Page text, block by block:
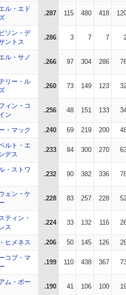
ル・エド
.287 115 480 418
ソン・デ
ントス
.286 3 7 7
ル・サノ
.266 97 304 286
リー・ル
.260 73 149 123
ィン・コ
ン
.256 48 151 133
・マック .240 69 219 200
ルト・エ
デス
.233 84 300 270
・ストワ
.232 90 382 336
ェン・ケ
.228 83 257 228
ティン・
ス
.224 33 132 116
ヒメネス .206 50 145 126
コブ・マ
.199 110 438 367
ム・ポー
.190 41 106 100